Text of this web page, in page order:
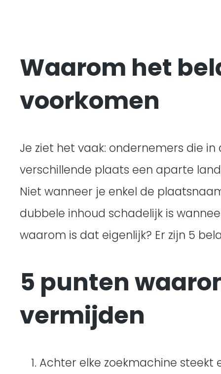
Waarom het
voorkomen
Je ziet het vaak: ondernemers die
verschillende plaats een aparte
Niet wanneer je enkel de
dubbele inhoud schadelijk is
waarom is dat eigenlijk? Er zijn 5
5 punten
vermijden
Achter elke zoekmachine